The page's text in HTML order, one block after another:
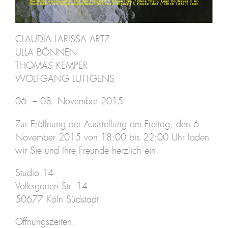
CLAUDIA LARISSA ARTZ
ULLA BÖNNEN
THOMAS KEMPER
WOLFGANG LÜTTGENS
06. – 08. November 2015
Zur Eröffnung der Ausstellung am Freitag, den 6.
November 2015 von 18:00 bis 22:00 Uhr laden
wir Sie und Ihre Freunde herzlich ein.
Studio 14
Volksgarten Str. 14
50677 Köln Südstadt
Öffnungszeiten: